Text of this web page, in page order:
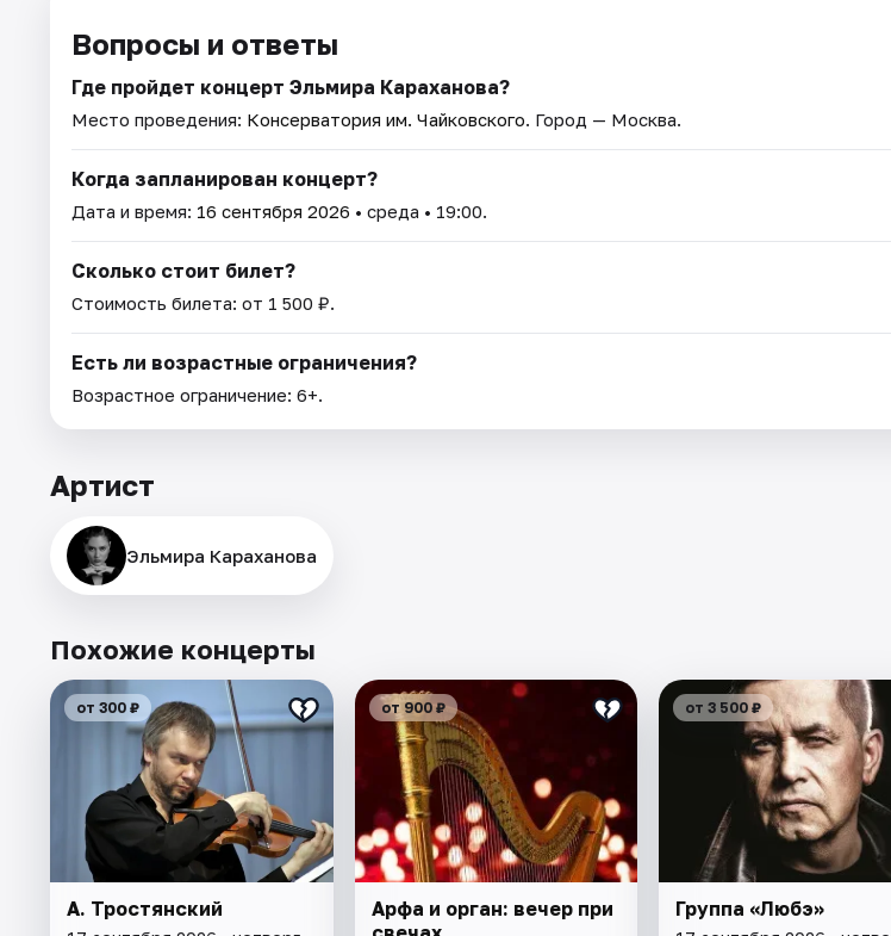
Вопросы и ответы
Где пройдет концерт Эльмира Караханова?
Место проведения: Консерватория им. Чайковского. Город — Москва.
Когда запланирован концерт?
Дата и время: 16 сентября 2026 • среда • 19:00.
Сколько стоит билет?
Стоимость билета: от 1 500 ₽.
Есть ли возрастные ограничения?
Возрастное ограничение: 6+.
Артист
Эльмира Караханова
Похожие концерты
от 300 ₽
А. Тростянский
от 900 ₽
Арфа и орган: вечер при
от 3 500 ₽
Группа «Любэ»